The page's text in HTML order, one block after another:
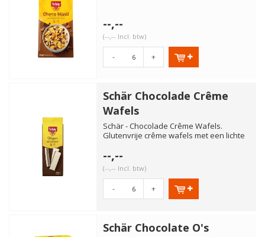
--,--
(--,-- Incl. btw)
- +
Schär Chocolade Crême
Wafels
Schär - Chocolade Crême Wafels.
Glutenvrije crême wafels met een lichte
--,--
(--,-- Incl. btw)
- +
Schär Chocolate O's